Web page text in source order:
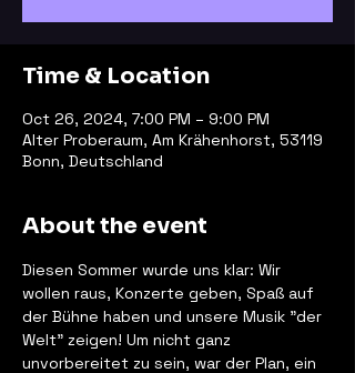
Time & Location
Oct 26, 2024, 7:00 PM – 9:00 PM
Alter Proberaum, Am Krähenhorst, 53119
Bonn, Deutschland
About the event
Diesen Sommer wurde uns klar: Wir
wollen raus, Konzerte geben, Spaß auf
der Bühne haben und unsere Musik "der
Welt" zeigen! Um nicht ganz
unvorbereitet zu sein, war der Plan, ein